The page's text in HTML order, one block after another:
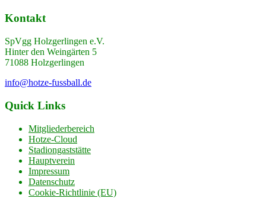
Kontakt
SpVgg Holzgerlingen e.V.
Hinter den Weingärten 5
71088 Holzgerlingen
info@hotze-fussball.de
Quick Links
Mitgliederbereich
Hotze-Cloud
Stadiongaststätte
Hauptverein
Impressum
Datenschutz
Cookie-Richtlinie (EU)